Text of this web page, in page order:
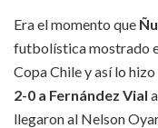
Era el momento que
futbolística mostrado
Copa Chile y así lo
2-0 a Fernández Vial
llegaron al Nelson